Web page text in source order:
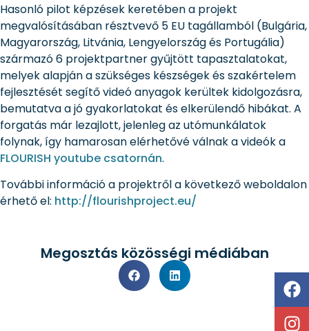
Hasonló pilot képzések keretében a projekt
megvalósításában résztvevő 5 EU tagállamból (Bulgária,
Magyarország, Litvánia, Lengyelország és Portugália)
származó 6 projektpartner gyűjtött tapasztalatokat,
melyek alapján a szükséges készségek és szakértelem
fejlesztését segítő videó anyagok kerültek kidolgozásra,
bemutatva a jó gyakorlatokat és elkerülendő hibákat. A
forgatás már lezajlott, jelenleg az utómunkálatok
folynak, így hamarosan elérhetővé válnak a videók a
FLOURISH youtube csatornán.
További információ a projektről a következő weboldalon
érhető el: http://flourishproject.eu/
Megosztás közösségi médiában